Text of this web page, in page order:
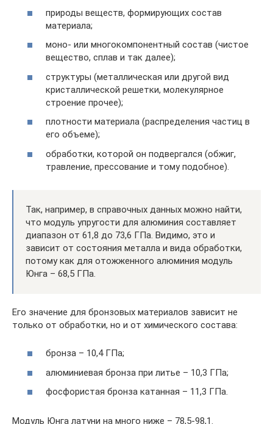
природы веществ, формирующих состав
материала;
моно- или многокомпонентный состав (чистое
вещество, сплав и так далее);
структуры (металлическая или другой вид
кристаллической решетки, молекулярное
строение прочее);
плотности материала (распределения частиц в
его объеме);
обработки, которой он подвергался (обжиг,
травление, прессование и тому подобное).
Так, например, в справочных данных можно найти,
что модуль упругости для алюминия составляет
диапазон от 61,8 до 73,6 ГПа. Видимо, это и
зависит от состояния металла и вида обработки,
потому как для отожженного алюминия модуль
Юнга – 68,5 ГПа.
Его значение для бронзовых материалов зависит не
только от обработки, но и от химического состава:
бронза – 10,4 ГПа;
алюминиевая бронза при литье – 10,3 ГПа;
фосфористая бронза катанная – 11,3 ГПа.
Модуль Юнга латуни на много ниже – 78,5-98,1.